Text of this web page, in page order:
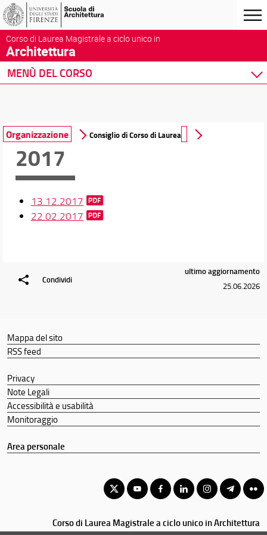
Corso di Laurea Magistrale a ciclo unico in
Architettura
MENÙ DEL CORSO
Presentazione del corso
Sedi e strutture
Organizzazione
Norme e regolamenti
Per laurearsi
Proseguire dopo la laurea
Segnalazioni e reclami
Docenti
Orario e calendari
Organizzazione Consiglio di Corso di Laurea
2017
13.12.2017
22.02.2017
Condividi
ultimo aggiornamento
25.06.2026
Mappa del sito
RSS feed
Privacy
Note Legali
Accessibilità e usabilità
Monitoraggio
Area personale
Corso di Laurea Magistrale a ciclo unico in Architettura